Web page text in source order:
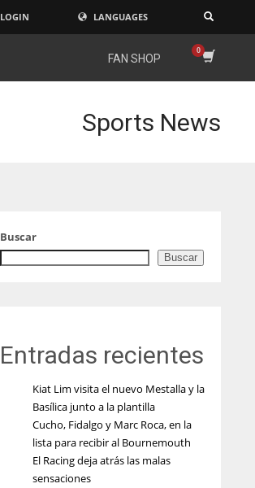
LOGIN LANGUAGES
FAN SHOP
Sports News
Buscar
Buscar
Entradas recientes
Kiat Lim visita el nuevo Mestalla y la
Basílica junto a la plantilla
Cucho, Fidalgo y Marc Roca, en la
lista para recibir al Bournemouth
El Racing deja atrás las malas
sensaciones